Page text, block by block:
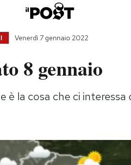
Venerdì 7 gennaio 2022
8 gennaio
è la cosa che ci interessa